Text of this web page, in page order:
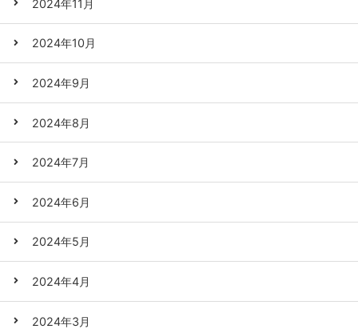
2024年11月
2024年10月
2024年9月
2024年8月
2024年7月
2024年6月
2024年5月
2024年4月
2024年3月